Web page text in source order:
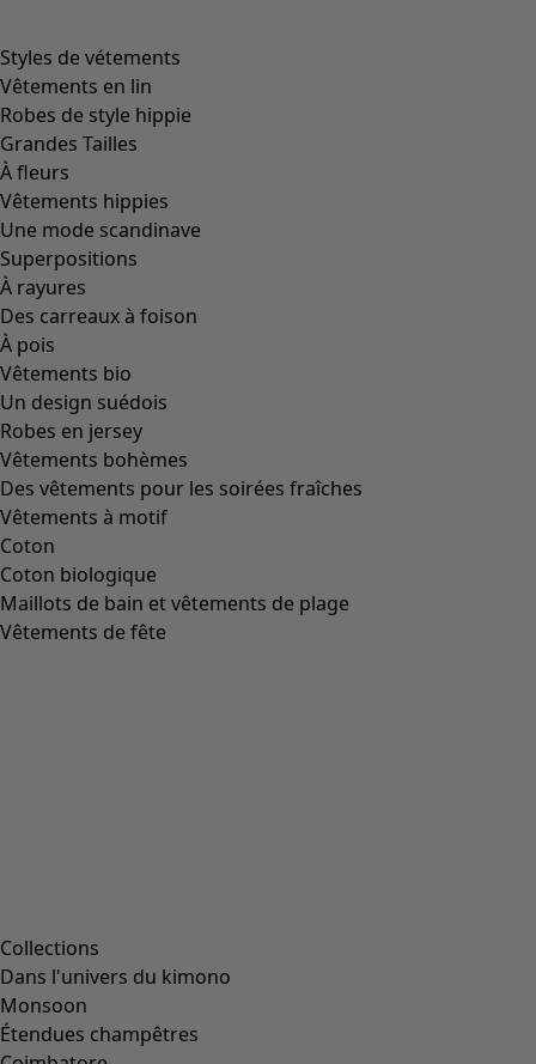
Styles de vétements
Vêtements en lin
Robes de style hippie
Grandes Tailles
À fleurs
Vêtements hippies
Une mode scandinave
Superpositions
À rayures
Des carreaux à foison
À pois
Vêtements bio
Un design suédois
Robes en jersey
Vêtements bohèmes
Des vêtements pour les soirées fraîches
Vêtements à motif
Coton
Coton biologique
Maillots de bain et vêtements de plage
Vêtements de fête
Collections
Dans l'univers du kimono
Monsoon
Étendues champêtres